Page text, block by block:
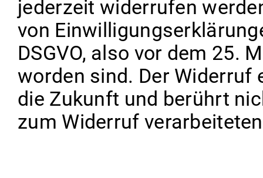
jederzeit widerrufen
von
DSGVO, also vor dem 25.
worden sind. Der
die Zukunft und berührt
zum Widerruf